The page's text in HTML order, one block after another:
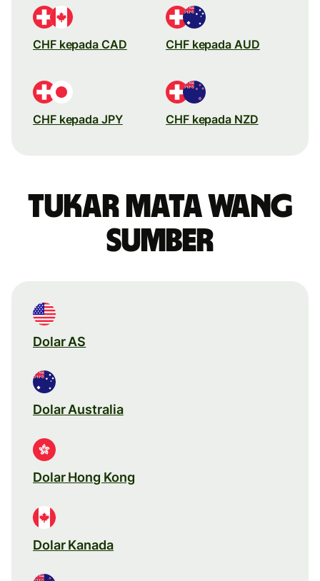
CHF kepada CAD CHF kepada AUD
CHF kepada JPY CHF kepada NZD
Tukar mata wang
sumber
Dolar AS
Dolar Australia
Dolar Hong Kong
Dolar Kanada